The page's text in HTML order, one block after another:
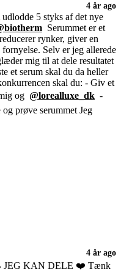
4 år ago
5 styks af det nye
Serummet er et
rynker, giver en
Selv er jeg allerede
mig til at dele resultatet
et serum skal du da heller
skal du: - Giv et
og @lorealluxe_dk -
prøve serummet Jeg
4 år ago
JEG KAN DELE ❤️ Tænk